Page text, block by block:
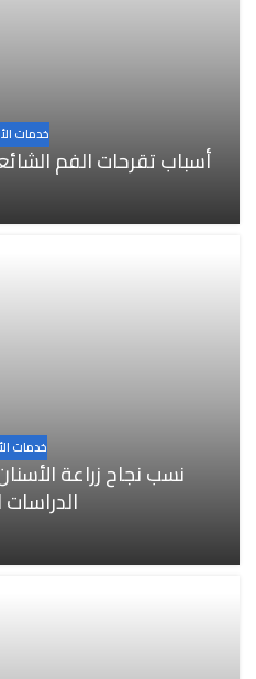
خدمات
أسباب تقرحات الفم
خدمات
نسب نجاح زراعة